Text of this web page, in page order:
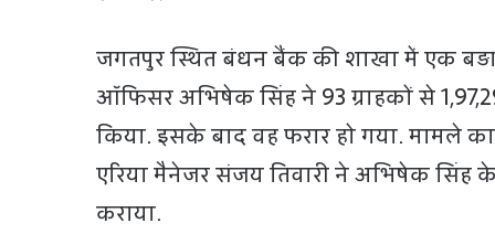
जगतपुर स्थित बंधन बैंक की शाखा में एक
ऑफिसर अभिषेक सिंह ने 93 ग्राहकों से
किया. इसके बाद वह फरार हो गया.
एरिया मैनेजर संजय तिवारी ने अभिषेक
कराया.